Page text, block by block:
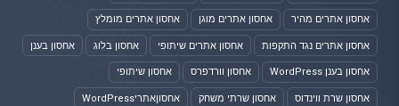
אחסון אתרים מהיר אחסון אתרים מוגן אחסון אתרים מומלץ
אחסון אתרים נגד התקפות אחסון אתרים שיתופי אחסון בלוג אחסון בענן
אחסון בענן WordPress אחסון וורדפרס אחסון שיתופי
אחסון שרת ווינדוס אחסון שרתי משחק אחסוןאתריWordPress